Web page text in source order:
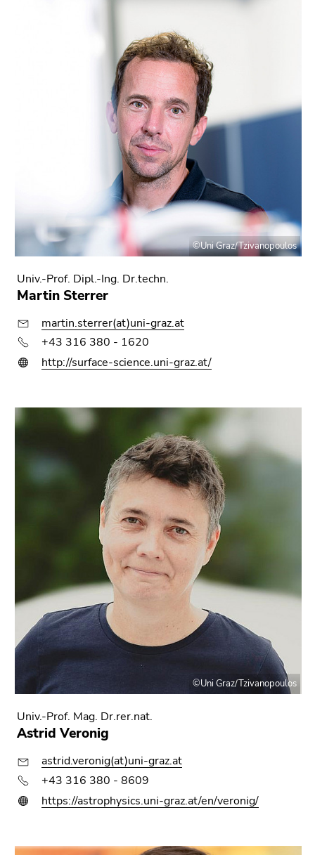
©Uni Graz/Tzivanopoulos
Univ.-Prof. Dipl.-Ing. Dr.techn.
Martin Sterrer
martin.sterrer(at)uni-graz.at
+43 316 380 - 1620
http://surface-science.uni-graz.at/
©Uni Graz/Tzivanopoulos
Univ.-Prof. Mag. Dr.rer.nat.
Astrid Veronig
astrid.veronig(at)uni-graz.at
+43 316 380 - 8609
https://astrophysics.uni-graz.at/en/veronig/